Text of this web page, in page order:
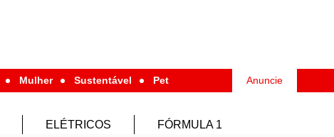
Mulher Sustentável Pet Anuncie
ELÉTRICOS FÓRMULA 1